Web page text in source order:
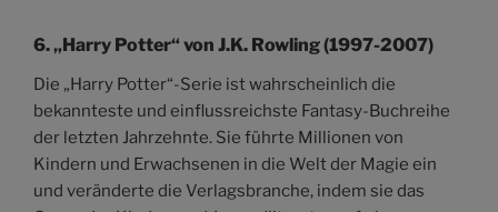
6.„Harry Potter“ von J.K. Rowling (1997-2007)
Die „Harry Potter“-Serie ist wahrscheinlich die
bekannteste und einflussreichste Fantasy-Buchreihe
der letzten Jahrzehnte. Sie führte Millionen von
Kindern und Erwachsenen in die Welt der Magie ein
und veränderte die Verlagsbranche, indem sie das